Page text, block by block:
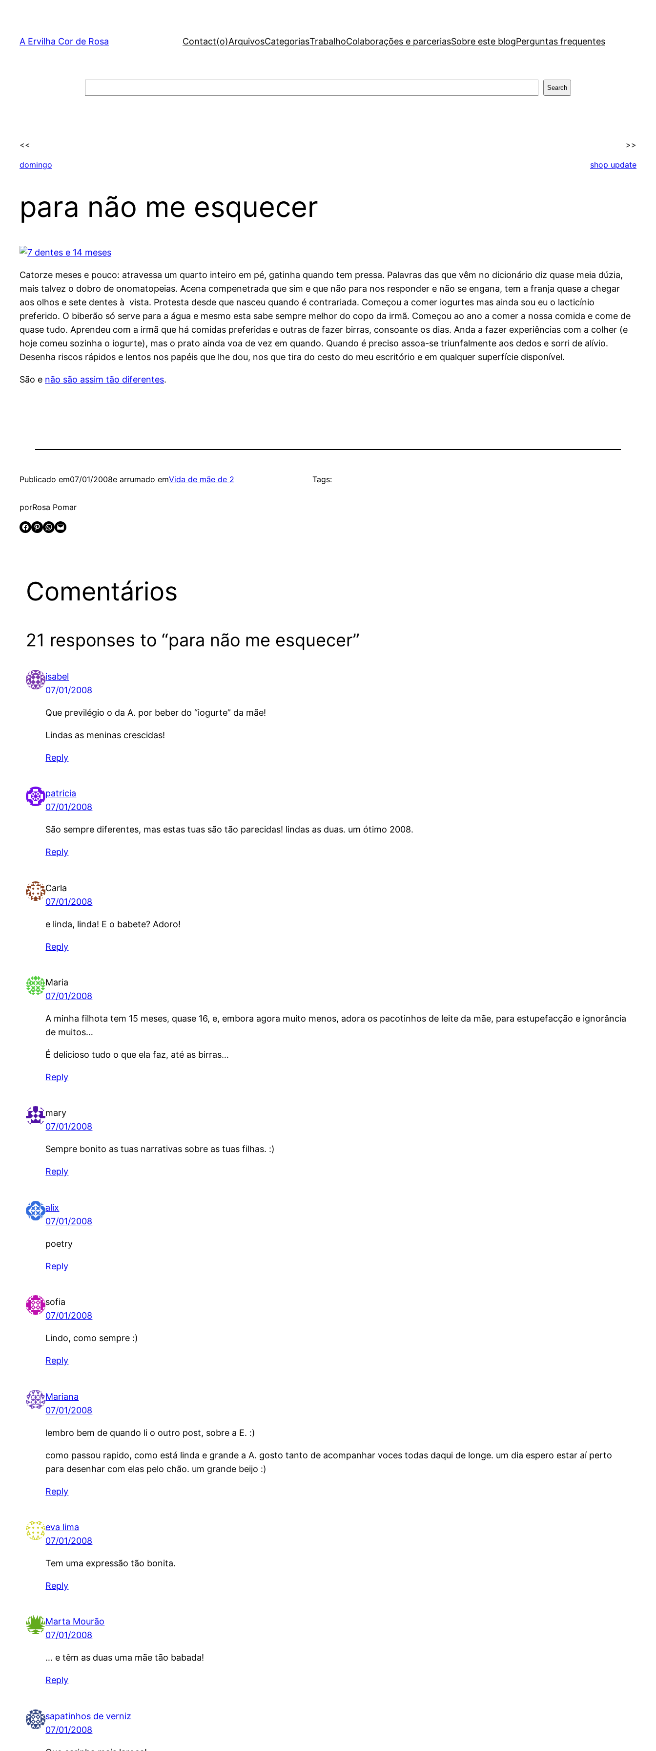
content
A Ervilha Cor de Rosa Contact(o)ArquivosCategoriasTrabalhoColaborações e parceriasSobre este blogPerguntas frequentes
Search
<<
domingo
>>
shop update
para não me esquecer
Catorze meses e pouco: atravessa um quarto inteiro em pé, gatinha quando tem pressa. Palavras das que vêm no dicionário diz quase meia dúzia,
mais talvez o dobro de onomatopeias. Acena compenetrada que sim e que não para nos responder e não se engana, tem a franja quase a chegar
aos olhos e sete dentes à vista. Protesta desde que nasceu quando é contrariada. Começou a comer iogurtes mas ainda sou eu o lacticínio
preferido. O biberão só serve para a água e mesmo esta sabe sempre melhor do copo da irmã. Começou ao ano a comer a nossa comida e come de
quase tudo. Aprendeu com a irmã que há comidas preferidas e outras de fazer birras, consoante os dias. Anda a fazer experiências com a colher (e
hoje comeu sozinha o iogurte), mas o prato ainda voa de vez em quando. Quando é preciso assoa-se triunfalmente aos dedos e sorri de alívio.
Desenha riscos rápidos e lentos nos papéis que lhe dou, nos que tira do cesto do meu escritório e em qualquer superfície disponível.
São e não são assim tão diferentes.
Publicado em07/01/2008e arrumado emVida de mãe de 2
porRosa Pomar
Share on Facebook
Share on Pinterest Share on WhatsApp Email this Page
Tags:
Comentários
21 responses to “para não me esquecer”
isabel
07/01/2008
Que previlégio o da A. por beber do “iogurte” da mãe!
Lindas as meninas crescidas!
Reply
patricia
07/01/2008
São sempre diferentes, mas estas tuas são tão parecidas! lindas as duas. um ótimo 2008.
Reply
Carla
07/01/2008
e linda, linda! E o babete? Adoro!
Reply
Maria
07/01/2008
A minha filhota tem 15 meses, quase 16, e, embora agora muito menos, adora os pacotinhos de leite da mãe, para estupefacção e ignorância
de muitos…
É delicioso tudo o que ela faz, até as birras…
Reply
mary
07/01/2008
Sempre bonito as tuas narrativas sobre as tuas filhas. :)
Reply
alix
07/01/2008
poetry
Reply
sofia
07/01/2008
Lindo, como sempre :)
Reply
Mariana
07/01/2008
lembro bem de quando li o outro post, sobre a E. :)
como passou rapido, como está linda e grande a A. gosto tanto de acompanhar voces todas daqui de longe. um dia espero estar aí perto
para desenhar com elas pelo chão. um grande beijo :)
Reply
eva lima
07/01/2008
Tem uma expressão tão bonita.
Reply
Marta Mourão
07/01/2008
… e têm as duas uma mãe tão babada!
Reply
sapatinhos de verniz
07/01/2008